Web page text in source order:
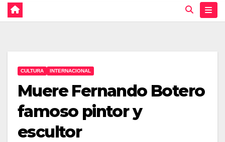
CULTURA INTERNACIONAL
Muere Fernando Botero
famoso pintor y
escultor